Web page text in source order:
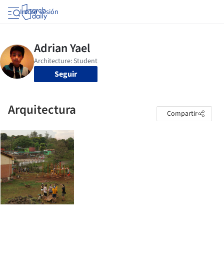
Iniciar sesión
Seguir
Arquitectura Compartir